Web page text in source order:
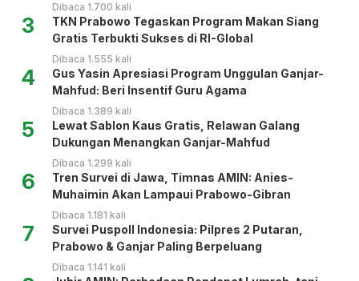
Dibaca 1.700 kali
3
TKN Prabowo Tegaskan Program Makan Siang
Gratis Terbukti Sukses di RI-Global
Dibaca 1.555 kali
4
Gus Yasin Apresiasi Program Unggulan Ganjar-
Mahfud: Beri Insentif Guru Agama
Dibaca 1.389 kali
5
Lewat Sablon Kaus Gratis, Relawan Galang
Dukungan Menangkan Ganjar-Mahfud
Dibaca 1.299 kali
6
Tren Survei di Jawa, Timnas AMIN: Anies-
Muhaimin Akan Lampaui Prabowo-Gibran
Dibaca 1.181 kali
7
Survei Puspoll Indonesia: Pilpres 2 Putaran,
Prabowo & Ganjar Paling Berpeluang
Dibaca 1.141 kali